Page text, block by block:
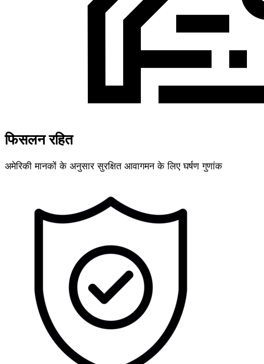
फिसलन रहित
अमेरिकी मानकों के अनुसार सुरक्षित आवागमन के लिए घर्षण गुणांक